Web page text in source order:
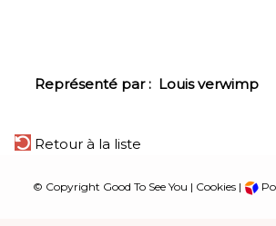
Représenté par : Louis verwimp
Retour à la liste
© Copyright Good To See You | Cookies|